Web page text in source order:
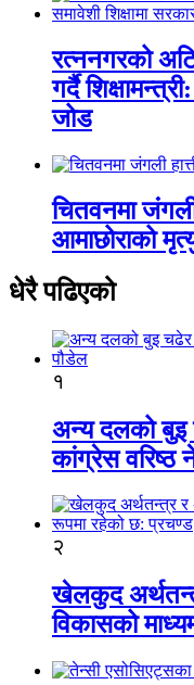
रत्ननगरको
गर्दै
जोड
चितवनमा
आमाछोराको
धेरै पढिएको
१
अन्य दलको बुइ
कांग्रेस वरिष्ठ
२
खेलकुद
विकासको